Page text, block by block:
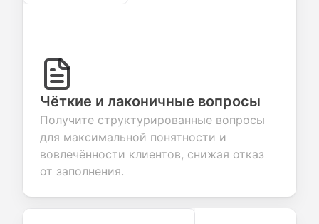
Чёткие и лаконичные вопросы
Получите структурированные вопросы
для максимальной понятности и
вовлечённости клиентов, снижая отказ
от заполнения.